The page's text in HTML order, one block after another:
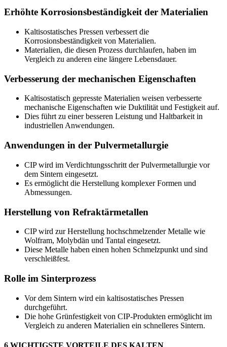
Erhöhte Korrosionsbeständigkeit der Materialien
Kaltisostatisches Pressen verbessert die
Korrosionsbeständigkeit von Materialien.
Materialien, die diesen Prozess durchlaufen, haben im
Vergleich zu anderen eine längere Lebensdauer.
Verbesserung der mechanischen Eigenschaften
Kaltisostatisch gepresste Materialien weisen verbesserte
mechanische Eigenschaften wie Duktilität und Festigkeit auf.
Dies führt zu einer besseren Leistung und Haltbarkeit in
industriellen Anwendungen.
Anwendungen in der Pulvermetallurgie
CIP wird im Verdichtungsschritt der Pulvermetallurgie vor
dem Sintern eingesetzt.
Es ermöglicht die Herstellung komplexer Formen und
Abmessungen.
Herstellung von Refraktärmetallen
CIP wird zur Herstellung hochschmelzender Metalle wie
Wolfram, Molybdän und Tantal eingesetzt.
Diese Metalle haben einen hohen Schmelzpunkt und sind
verschleißfest.
Rolle im Sinterprozess
Vor dem Sintern wird ein kaltisostatisches Pressen
durchgeführt.
Die hohe Grünfestigkeit von CIP-Produkten ermöglicht im
Vergleich zu anderen Materialien ein schnelleres Sintern.
6 WICHTIGSTE VORTEILE DES KALTEN